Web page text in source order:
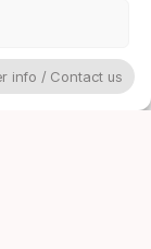
info / Contact us